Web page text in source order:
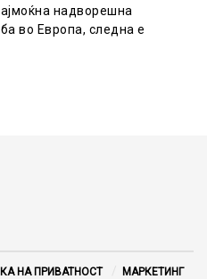
надворешна
во Европа, следна е
НА ПРИВАТНОСТ МАРКЕТИНГ